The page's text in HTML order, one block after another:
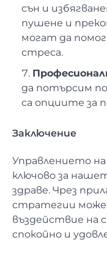
сън и
пушене и
могат да
стреса.
да потърсим
са опциите за
Заключение
Управлението
ключово за
здраве. Чрез
стратегии
въздействие на
спокойно и